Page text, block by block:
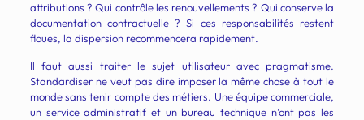
attributions ? Qui contrôle les renouvellements ? Qui conserve la
documentation contractuelle ? Si ces responsabilités restent
floues, la dispersion recommencera rapidement.
Il faut aussi traiter le sujet utilisateur avec pragmatisme.
Standardiser ne veut pas dire imposer la même chose à tout le
monde sans tenir compte des métiers. Une équipe commerciale,
un service administratif et un bureau technique n’ont pas les